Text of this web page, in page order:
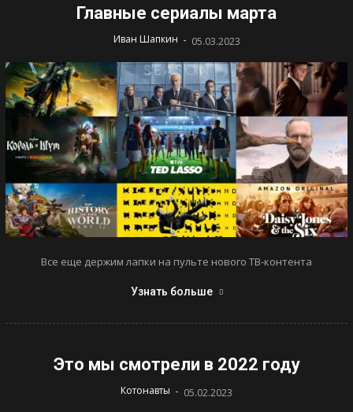
Главные сериалы марта
Иван Шапкин - 05.03.2023
Все еще держим лапки на пульте нового ТВ-контента
Узнать больше
Это мы смотрели в 2022 году
Котонавты - 05.02.2023